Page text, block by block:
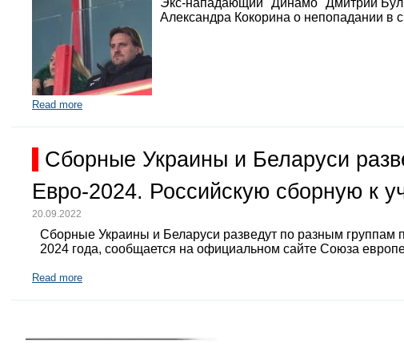
Экс-нападающий "Динамо" Дмитрий
Александра Кокорина о непопадании в
Read more
Сборные Украины и Беларуси
Евро-2024. Российскую сборную к
20.09.2022
Сборные Украины и Беларуси разведут по разным группам
2024 года, сообщается на официальном сайте Союза
Read more